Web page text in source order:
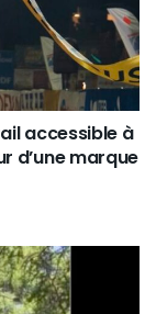
accessible à
d’une marque